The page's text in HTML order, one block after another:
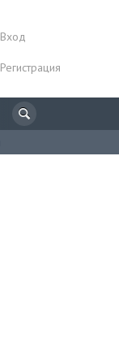
Вход
Регистрация